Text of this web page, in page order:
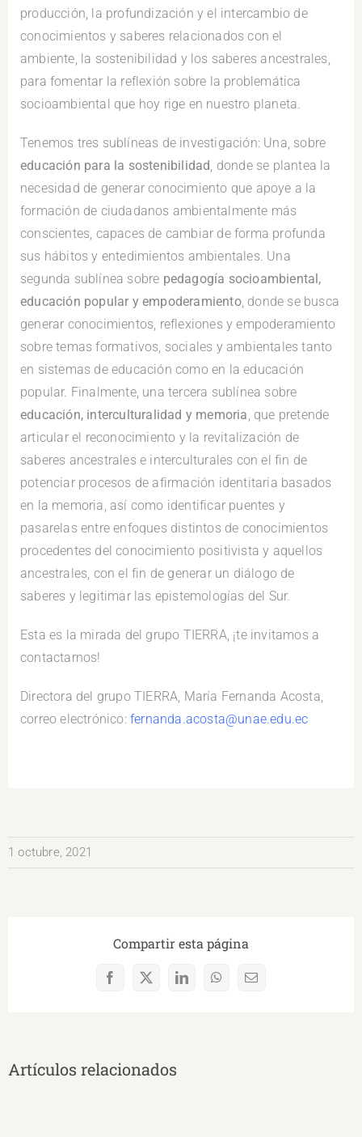
producción, la profundización y el intercambio de
conocimientos y saberes relacionados con el
ambiente, la sostenibilidad y los saberes ancestrales,
para fomentar la reflexión sobre la problemática
socioambiental que hoy rige en nuestro planeta.
Tenemos tres sublíneas de investigación: Una, sobre
educación para la sostenibilidad, donde se plantea la
necesidad de generar conocimiento que apoye a la
formación de ciudadanos ambientalmente más
conscientes, capaces de cambiar de forma profunda
sus hábitos y entedimientos ambientales. Una
segunda sublínea sobre pedagogía socioambiental,
educación popular y empoderamiento, donde se busca
generar conocimientos, reflexiones y empoderamiento
sobre temas formativos, sociales y ambientales tanto
en sistemas de educación como en la educación
popular. Finalmente, una tercera sublínea sobre
educación, interculturalidad y memoria, que pretende
articular el reconocimiento y la revitalización de
saberes ancestrales e interculturales con el fin de
potenciar procesos de afirmación identitaria basados
en la memoria, así como identificar puentes y
pasarelas entre enfoques distintos de conocimientos
procedentes del conocimiento positivista y aquellos
ancestrales, con el fin de generar un diálogo de
saberes y legitimar las epistemologías del Sur.
Esta es la mirada del grupo TIERRA, ¡te invitamos a
contactarnos!
Directora del grupo TIERRA, María Fernanda Acosta,
correo electrónico: fernanda.acosta@unae.edu.ec
1 octubre, 2021
Compartir esta página
Facebook
X LinkedInWhatsAppCorreo
Artículos relacionados